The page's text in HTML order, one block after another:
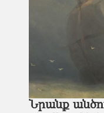
Նրանք